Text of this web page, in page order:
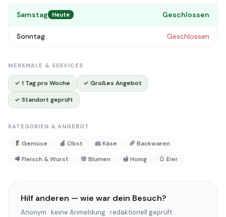
Samstag Heute Geschlossen
Sonntag Geschlossen
MERKMALE & SERVICES
✓ 1 Tag pro Woche ✓ Großes Angebot
✓ Standort geprüft
KATEGORIEN & ANGEBOT
🥬 Gemüse 🍎 Obst 🧀 Käse
🥖 Backwaren
🥩 Fleisch & Wurst
🌸 Blumen 🍯 Honig 🥚 Eier
Hilf anderen — wie war dein Besuch?
Anonym · keine Anmeldung · redaktionell geprüft